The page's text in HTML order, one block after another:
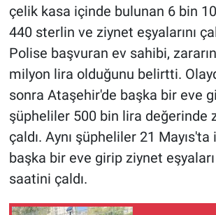
çelik kasa içinde bulunan 6 bin
440 sterlin ve ziynet eşyalarını
Polise başvuran ev sahibi,
milyon lira olduğunu belirtti.
sonra Ataşehir'de başka bir eve
şüpheliler 500 bin lira değerinde
çaldı. Aynı şüpheliler 21
başka bir eve girip ziynet
saatini çaldı.